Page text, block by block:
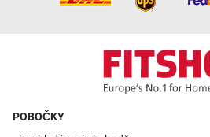
POBOČKY